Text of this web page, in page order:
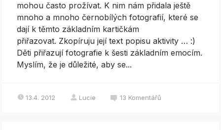
mohou často prožívat. K nim nám přidala ještě
mnoho a mnoho černobílých fotografií, které se
dají k těmto základním kartičkám
přiřazovat. Zkopíruju její text popisu aktivity … :)
Děti přiřazují fotografie k šesti základním emocím.
Myslím, že je důležité, aby se...
13.4. 2012 Lucie 13 Komentářů